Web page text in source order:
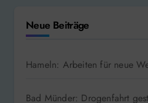
Neue Beiträge
Hameln: Arbeiten für neue
Bad Münder: Drogenfahrt